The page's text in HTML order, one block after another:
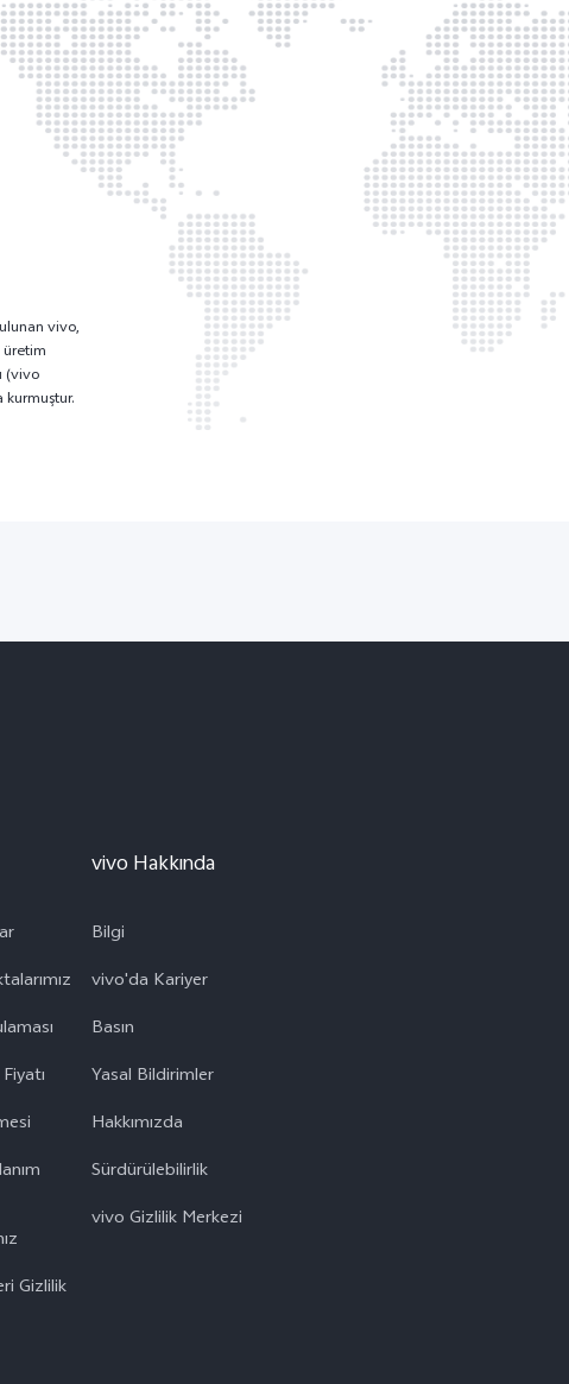
vivo,
üretim
(vivo
Gizlilik
vivo Hakkında
Bilgi
vivo'da Kariyer
Basın
Yasal Bildirimler
Hakkımızda
Sürdürülebilirlik
vivo Gizlilik Merkezi